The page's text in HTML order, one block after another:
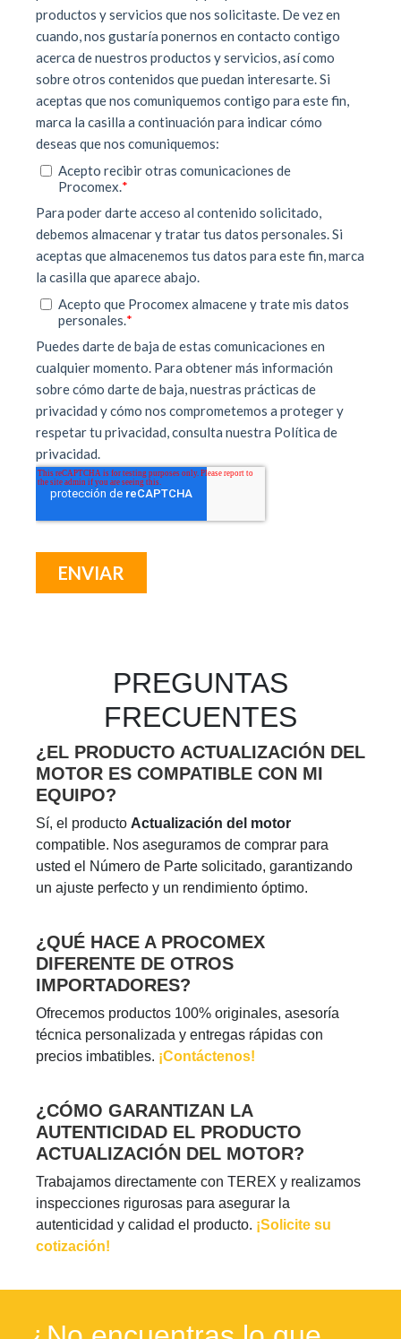
PREGUNTAS
FRECUENTES
¿EL PRODUCTO ACTUALIZACIÓN DEL
MOTOR ES COMPATIBLE CON MI
EQUIPO?
Sí, el producto Actualización del motor
compatible. Nos aseguramos de comprar para
usted el Número de Parte solicitado, garantizando
un ajuste perfecto y un rendimiento óptimo.
¿QUÉ HACE A PROCOMEX
DIFERENTE DE OTROS
IMPORTADORES?
Ofrecemos productos 100% originales, asesoría
técnica personalizada y entregas rápidas con
precios imbatibles. ¡Contáctenos!
¿CÓMO GARANTIZAN LA
AUTENTICIDAD EL PRODUCTO
ACTUALIZACIÓN DEL MOTOR?
Trabajamos directamente con TEREX y realizamos
inspecciones rigurosas para asegurar la
autenticidad y calidad el producto. ¡Solicite su
cotización!